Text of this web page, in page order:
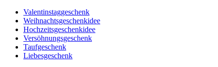
Valentinstaggeschenk
Weihnachtsgeschenkidee
Hochzeitsgeschenkidee
Versöhnungsgeschenk
Taufgeschenk
Liebesgeschenk